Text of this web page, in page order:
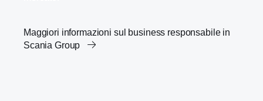
Maggiori informazioni sul business responsabile in
Scania Group